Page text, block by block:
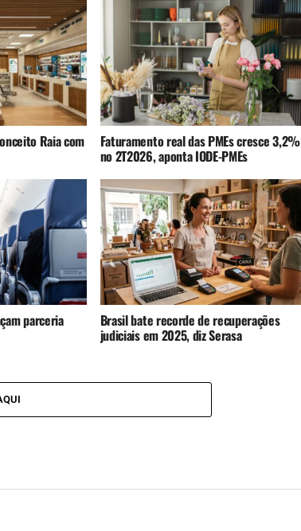
Raia com Faturamento real das PMEs cresce 3,2%
no 2T2026, aponta IODE-PMEs
parceria Brasil bate recorde de recuperações
judiciais em 2025, diz Serasa